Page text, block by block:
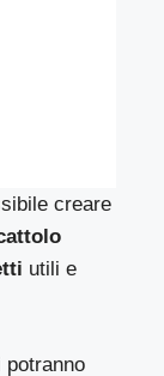
creare
utili e
potranno